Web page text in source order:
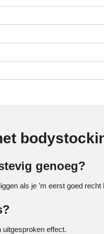
genoeg?
als je ’m eerst goed recht
uitgesproken effect.